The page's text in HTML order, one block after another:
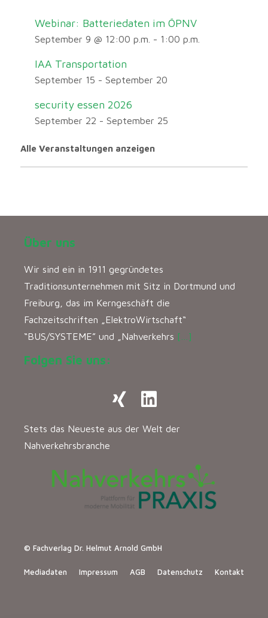
Webinar: Batteriedaten im ÖPNV
September 9 @ 12:00 p.m. - 1:00 p.m.
IAA Transportation
September 15 - September 20
security essen 2026
September 22 - September 25
Alle Veranstaltungen anzeigen
Über uns
Wir sind ein in 1911 gegründetes
Traditionsunternehmen mit Sitz in Dortmund und
Freiburg, das im Kerngeschäft die
Fachzeitschriften „ElektroWirtschaft“
“BUS/SYSTEME” und „Nahverkehrs […]
Folgen Sie uns:
Stets das Neueste aus der Welt der
Nahverkehrsbranche
© Fachverlag Dr. Helmut Arnold GmbH
Mediadaten Impressum AGB Datenschutz Kontakt